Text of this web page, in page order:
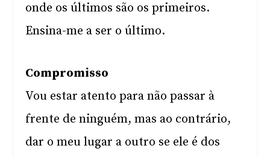
onde os últimos são os primeiros.
Ensina-me a ser o último.
Compromisso
Vou estar atento para não passar à
frente de ninguém, mas ao contrário,
dar o meu lugar a outro se ele é dos